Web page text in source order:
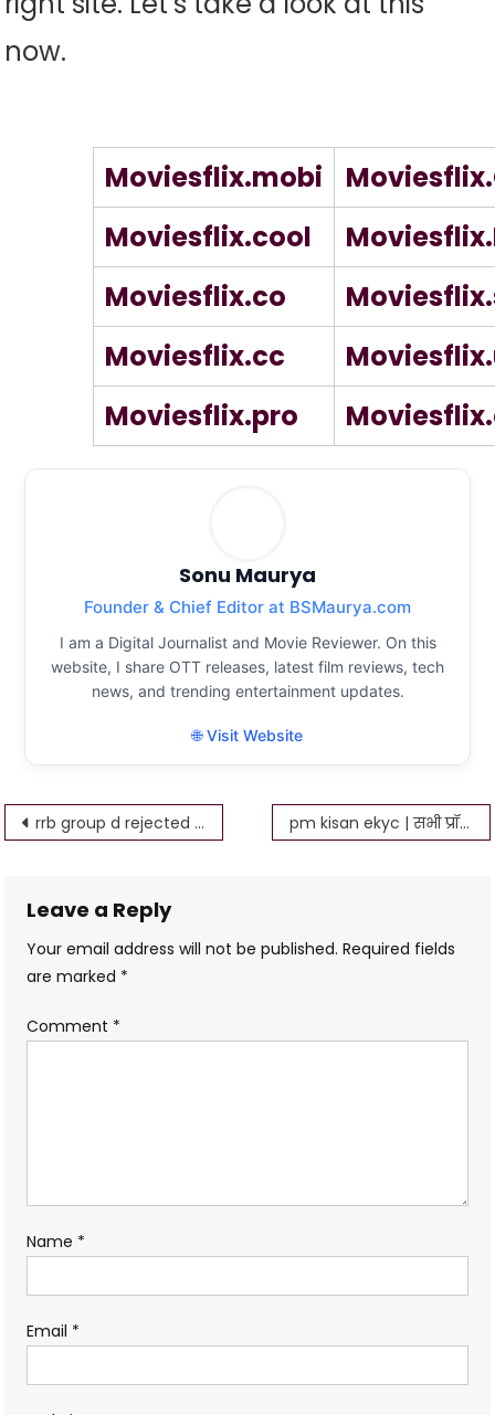
now.
Moviesflix.mobi
Moviesflix.cool
Moviesflix.co
Moviesflix.cc
Moviesflix.pro
Sonu Maurya
Founder & Chief Editor at BSMaurya.com
I am a Digital Journalist and Movie Reviewer. On this
website, I share OTT releases, latest film reviews, tech
news, and trending entertainment updates.
🌐 Visit Website
Post
rrb group d rejected form correction 2022 rrb group d application status pm kisan ekyc | सभी प्रॉब्लम सही | pm kisan ekyc otp invalid problem | 2022
Leave a Reply
Your email address will not be published. Required fields
are marked *
Comment *
Name *
Email *